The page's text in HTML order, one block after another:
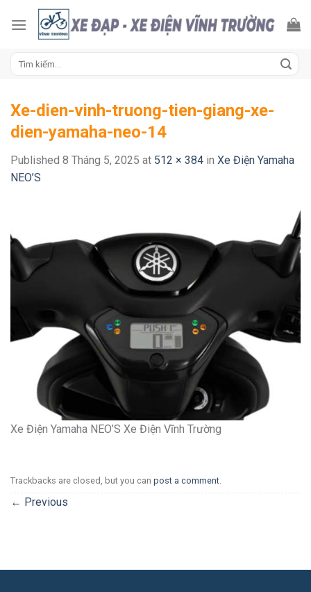
Xe-dien-vinh-truong-tien-giang-xe-
dien-yamaha-neo-14
Published 8 Tháng 5, 2025 at 512 × 384 in Xe Điện Yamaha
NEO’S
Xe Điện Yamaha NEO’S Xe Điện Vĩnh Trường
Trackbacks are closed, but you can post a comment
← Previous